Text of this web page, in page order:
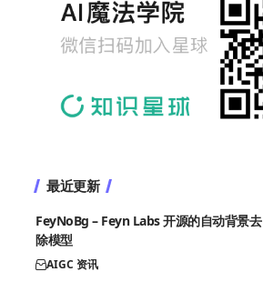
最近更新
FeyNoBg – Feyn Labs 开源的自动背景去
除模型
AIGC 资讯